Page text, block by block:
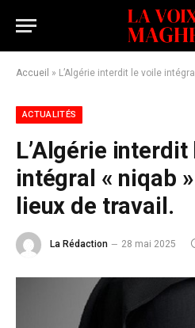
Accueil » L’Algérie interdit le voile intégral
ACTUALITÉS
L’Algérie interdit
intégral « niqab
lieux de travail.
La Rédaction 28 mai 2025